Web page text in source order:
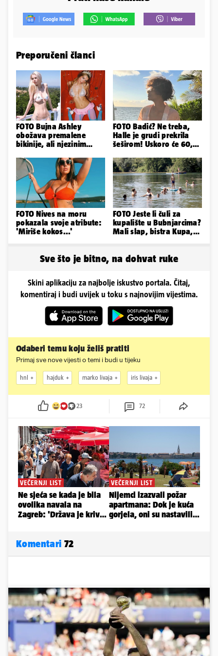
Preporučeni članci
FOTO Bujna Ashley
obožava premalene
bikinije, ali njezinim
smeta
FOTO Badić? Ne treba,
Halle je grudi prekrila
šeširom! Uskoro će 60,
FOTO Nives na moru
pokazala svoje atribute:
'Miriše kokos...'
FOTO Jeste li čuli za
kupalište u Bubnjarcima?
Mali slap, bistra Kupa,
Sve što je bitno, na dohvat ruke
Skini aplikaciju za najbolje iskustvo portala. Čitaj,
komentiraj i budi uvijek u toku s najnovijim vijestima.
Odaberi temu koju želiš pratiti
Primaj sve nove vijesti o temi i budi u tijeku
hnl hajduk marko livaja iris livaja
23 72
Komentari 72